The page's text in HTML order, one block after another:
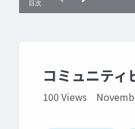
コミュニテ
100 Views